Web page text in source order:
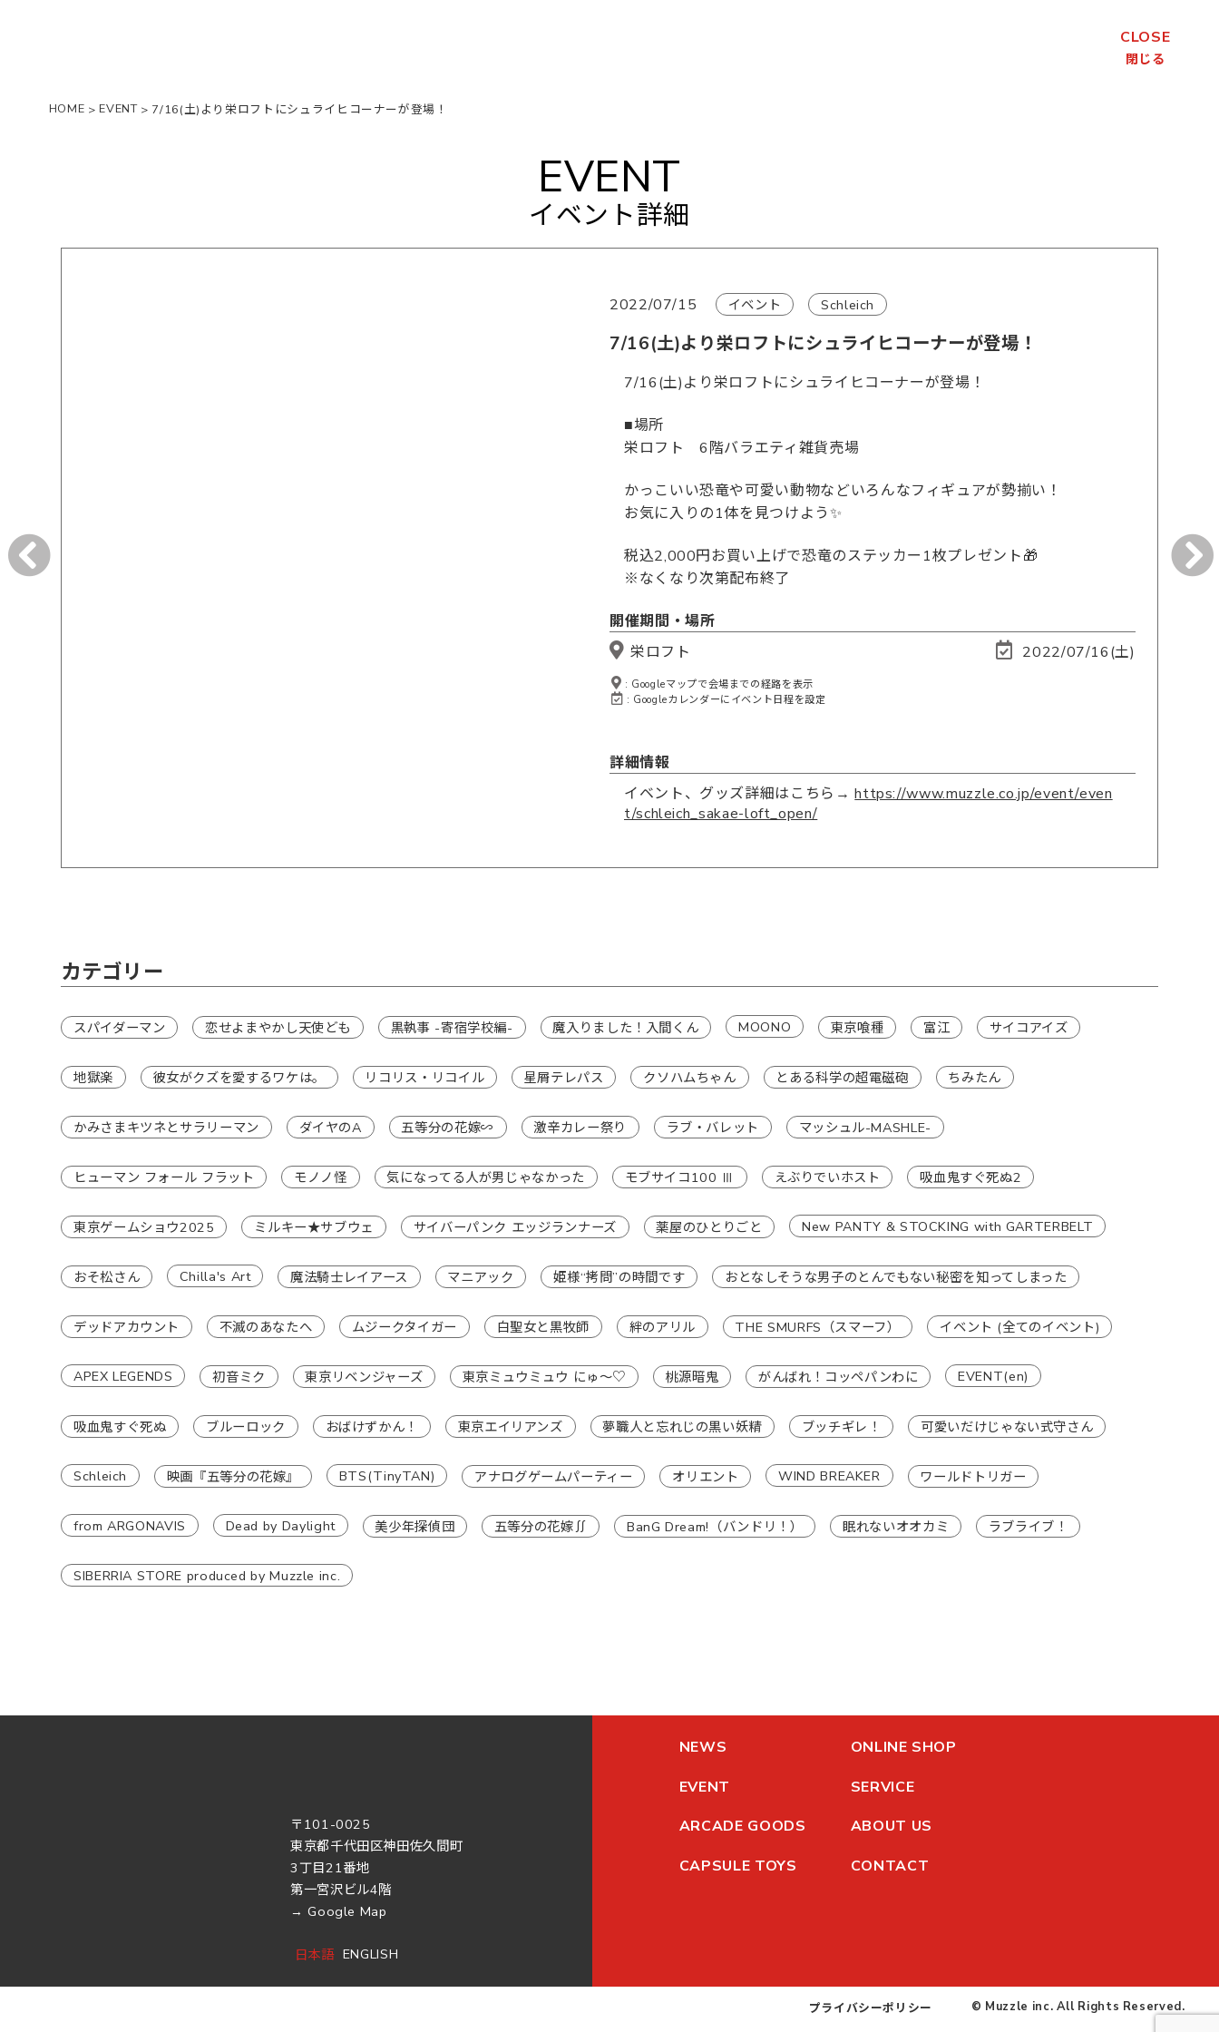
CLOSE
閉じる
HOME > EVENT > 7/16(土)より栄ロフトにシュライヒコーナーが登場！
EVENT
イベント詳細
2022/07/15 イベント Schleich
7/16(土)より栄ロフトにシュライヒコーナーが登場！
7/16(土)より栄ロフトにシュライヒコーナーが登場！
■場所
栄ロフト 6階バラエティ雑貨売場
かっこいい恐竜や可愛い動物などいろんなフィギュアが勢揃い！
お気に入りの1体を見つけよう✨
税込2,000円お買い上げで恐竜のステッカー1枚プレゼント🎁
※なくなり次第配布終了
開催期間・場所
栄ロフト
2022/07/16(土)
: Googleマップで会場までの経路を表示
: Googleカレンダーにイベント日程を設定
詳細情報
イベント、グッズ詳細はこちら→https://www.muzzle.co.jp/event/even
t/schleich_sakae-loft_open/
カテゴリー
スパイダーマン 恋せよまやかし天使ども 黒執事 -寄宿学校編- 魔入りました！入間くん MOONO 東京喰種 富江 サイコアイズ
地獄楽 彼女がクズを愛するワケは。 リコリス・リコイル 星屑テレパス クソハムちゃん とある科学の超電磁砲 ちみたん
かみさまキツネとサラリーマン ダイヤのA 五等分の花嫁∽ 激辛カレー祭り ラブ・バレット マッシュル-MASHLE-
ヒューマン フォール フラット モノノ怪 気になってる人が男じゃなかった モブサイコ100 Ⅲ えぶりでいホスト 吸血鬼すぐ死ぬ2
東京ゲームショウ2025 ミルキー★サブウェ サイバーパンク エッジランナーズ 薬屋のひとりごと New PANTY & STOCKING with GARTERBELT
おそ松さん Chilla's Art 魔法騎士レイアース マニアック 姫様“拷問”の時間です おとなしそうな男子のとんでもない秘密を知ってしまった
デッドアカウント 不滅のあなたへ ムジークタイガー 白聖女と黒牧師 絆のアリル THE SMURFS（スマーフ） イベント (全てのイベント)
APEX LEGENDS 初音ミク 東京リベンジャーズ 東京ミュウミュウ にゅ〜♡ 桃源暗鬼 がんばれ！コッペパンわに EVENT(en)
吸血鬼すぐ死ぬ ブルーロック おばけずかん！ 東京エイリアンズ 夢職人と忘れじの黒い妖精 ブッチギレ！ 可愛いだけじゃない式守さん
Schleich 映画『五等分の花嫁』 BTS(TinyTAN) アナログゲームパーティー オリエント WIND BREAKER ワールドトリガー
from ARGONAVIS Dead by Daylight 美少年探偵団 五等分の花嫁∬ BanG Dream!（バンドリ！） 眠れないオオカミ ラブライブ！
SIBERRIA STORE produced by Muzzle inc.
〒101-0025
東京都千代田区神田佐久間町
3丁目21番地
第一宮沢ビル4階
→Google Map
ENGLISH
日本語
NEWS
EVENT
ARCADE GOODS
CAPSULE TOYS
ONLINE SHOP
SERVICE
ABOUT US
CONTACT
プライバシーポリシー © Muzzle inc. All Rights Reserved.